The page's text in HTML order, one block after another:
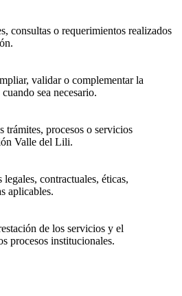
consultas o requerimientos realizados
validar o complementar la
sea necesario.
trámites, procesos o servicios
Valle del Lili.
contractuales, éticas,
aplicables.
de los servicios y el
procesos institucionales.